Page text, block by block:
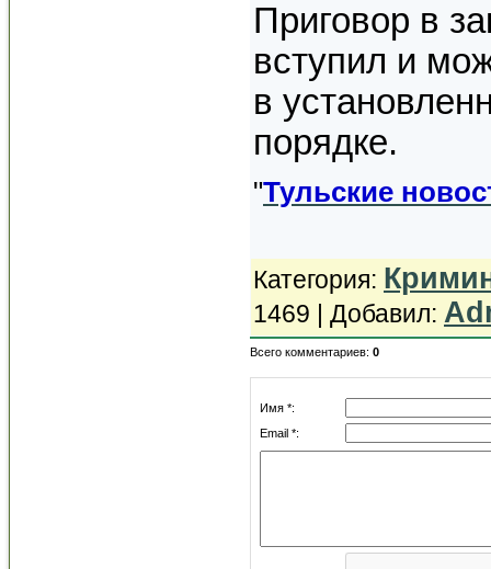
Приговор в
вступил и
в
порядке.
"Тульские
Категория:
1469 | Добавил:
Всего комментариев: 0
Имя *:
Email *: